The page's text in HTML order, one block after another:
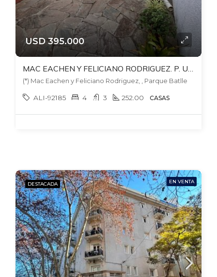
USD 395.000
(*) Mac Eachen y Feliciano Rodriguez, , Parque Batlle
ALI-92185 4 3 252.00 CASAS
DESTACADA EN VENTA